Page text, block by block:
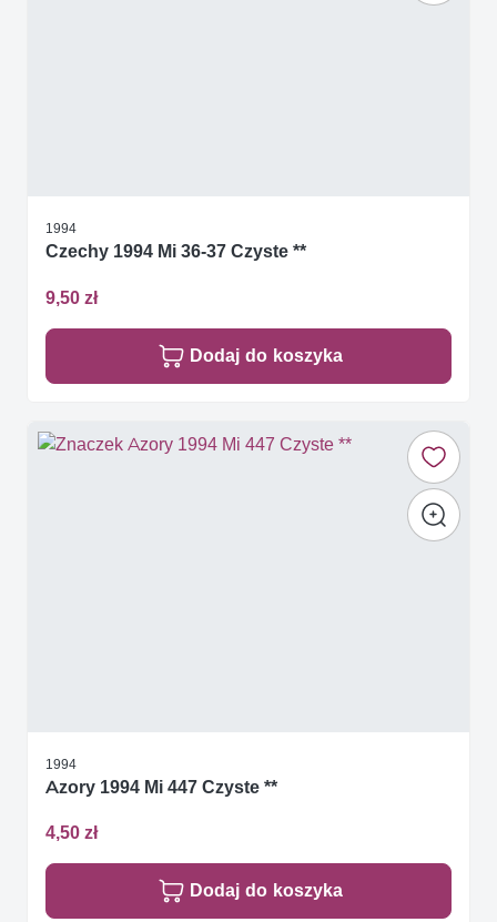
1994
Czechy 1994 Mi 36-37 Czyste **
9,50 zł
Dodaj do koszyka
1994
Azory 1994 Mi 447 Czyste **
4,50 zł
Dodaj do koszyka